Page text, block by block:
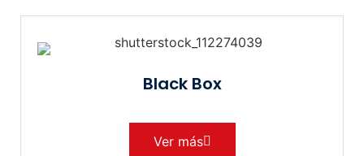
Black Box
Ver más